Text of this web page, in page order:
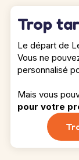
Trop
Le départ de
Vous ne
personnalisé
Mais vous
pour votre